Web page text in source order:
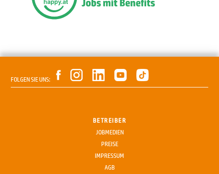
FOLGEN SIE UNS:
BETREIBER
JOBMEDIEN
PREISE
IMPRESSUM
AGB